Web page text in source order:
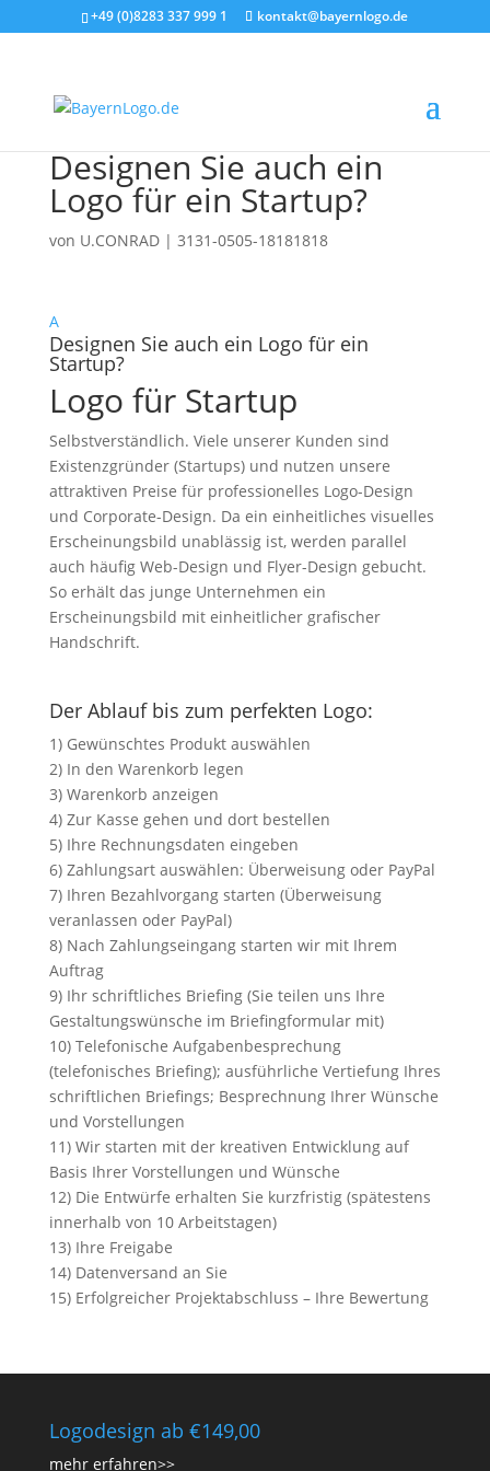
+49 (0)8283 337 999 1 kontakt@bayernlogo.de
Designen Sie auch ein
Logo für ein Startup?
von U.CONRAD| 3131-0505-18181818
A
Designen Sie auch ein Logo für ein
Startup?
Logo für Startup
Selbstverständlich. Viele unserer Kunden sind
Existenzgründer (Startups) und nutzen unsere
attraktiven Preise für professionelles Logo-Design
und Corporate-Design. Da ein einheitliches visuelles
Erscheinungsbild unablässig ist, werden parallel
auch häufig Web-Design und Flyer-Design gebucht.
So erhält das junge Unternehmen ein
Erscheinungsbild mit einheitlicher grafischer
Handschrift.
Der Ablauf bis zum perfekten Logo:
1) Gewünschtes Produkt auswählen
2) In den Warenkorb legen
3) Warenkorb anzeigen
4) Zur Kasse gehen und dort bestellen
5) Ihre Rechnungsdaten eingeben
6) Zahlungsart auswählen: Überweisung oder PayPal
7) Ihren Bezahlvorgang starten (Überweisung
veranlassen oder PayPal)
8) Nach Zahlungseingang starten wir mit Ihrem
Auftrag
9) Ihr schriftliches Briefing (Sie teilen uns Ihre
Gestaltungswünsche im Briefingformular mit)
10) Telefonische Aufgabenbesprechung
(telefonisches Briefing); ausführliche Vertiefung Ihres
schriftlichen Briefings; Besprechnung Ihrer Wünsche
und Vorstellungen
11) Wir starten mit der kreativen Entwicklung auf
Basis Ihrer Vorstellungen und Wünsche
12) Die Entwürfe erhalten Sie kurzfristig (spätestens
innerhalb von 10 Arbeitstagen)
13) Ihre Freigabe
14) Datenversand an Sie
15) Erfolgreicher Projektabschluss – Ihre Bewertung
Logodesign ab €149,00
mehr erfahren>>